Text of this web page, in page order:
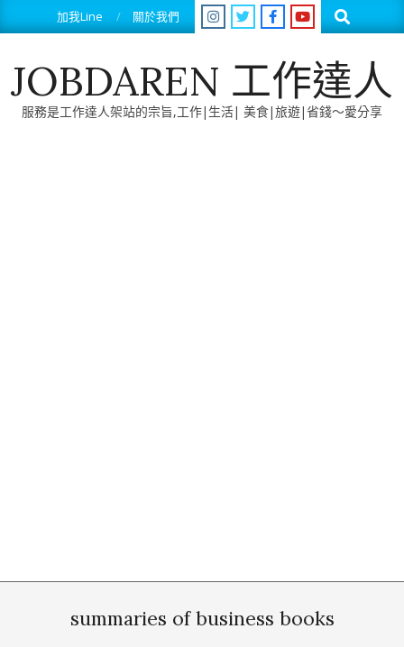
to
加我Line 關於我們 Search
JOBDAREN 工作達人
服務是工作達人架站的宗旨,工作|生活| 美食|旅遊|省錢～愛分享
summaries of business books